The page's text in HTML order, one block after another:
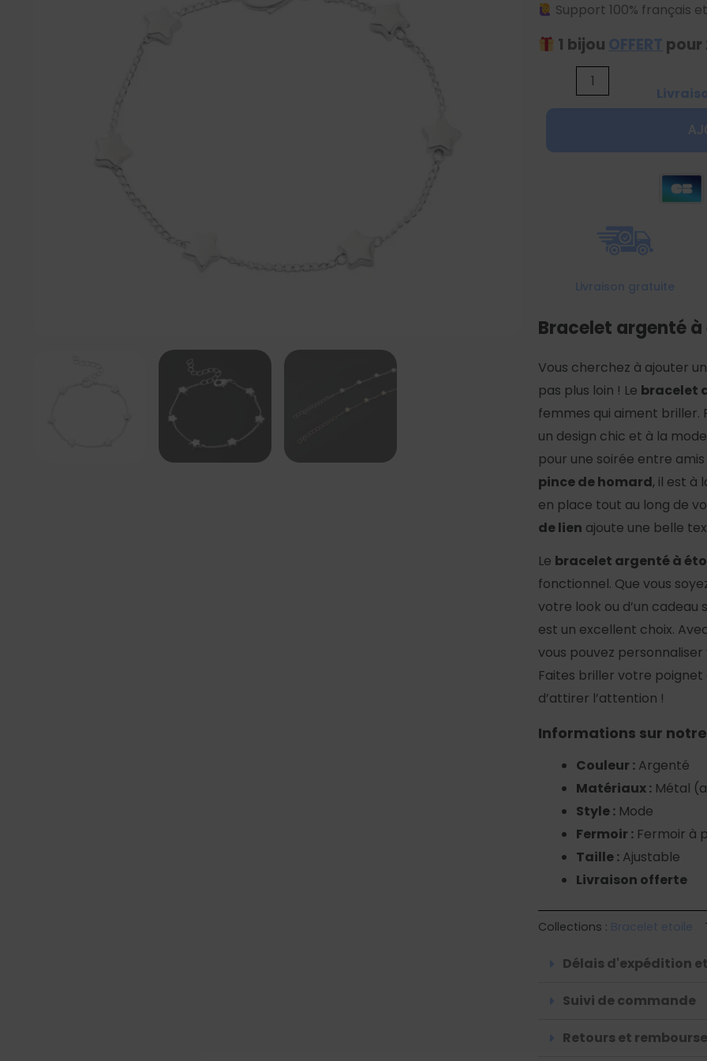
Support 100% français
1 bijou OFFERT pour
quantité
argenté
Livraison gratuite
Bracelet argenté
Vous cherchez à ajouter
pas plus loin ! Le bracelet
femmes qui aiment briller.
un design chic et à la
pour une soirée entre
pince de homard, il est à
en place tout au long de
de lien ajoute une belle
Le bracelet argenté à
fonctionnel. Que vous
votre look ou d’un cadeau
est un excellent choix.
vous pouvez
Faites briller votre
d’attirer l’attention !
Informations sur
Couleur : Argenté
Matériaux : Métal
Style : Mode
Fermoir : Fermoir à
Taille : Ajustable
Livraison offerte
Collections : Bracelet etoile
Délais d'expédition
Suivi de commande
Retours et